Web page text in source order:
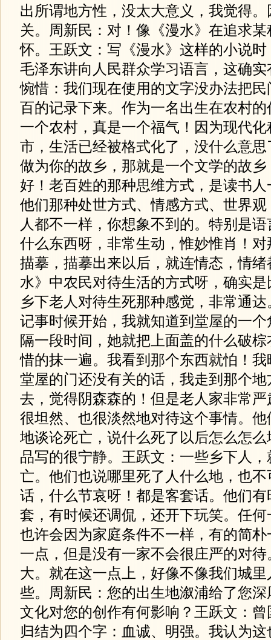
出所谓地方性，没太大意义，我觉得
关。周新民：对！像《漫水》在追求
怀。王跃文：写《漫水》这样的小说
毛泽东讲向人民群众学习语言，这确
惋惜：我们现在使用的文字没办法把
百的记录下来。作为一名出生在农村
一个农村，真是一个福气！因为现代
市，生活已经被格式化了，没什么意
做为你的故乡，那就是一个文学的故
好！老百姓的那种思维方式，是读书
他们那种处世方式、情感方式、世界
人都不一样，你想象不到的。特别是
什么东西呀，非常生动，惟妙惟肖！
描摹，描摹出来以后，就连情态，情
水》中农民对待生活的方式呀，确实
乡下老人对待生死那种感觉，非常通
记事时候开始，我就知道到堂屋的一
隔一段时间，她就把上面盖的什么破
惜的抹一遍。我看到那个东西就怕！
堂屋的门还没有关的话，我走到那个
去，觉得阴森森的！但是老人家非常
很坦然、也很淡然地对待这个事情。
地谈论死亡，说什么死了以后怎么怎
品写的很宁静。王跃文：一些乡下人
亡。他们也说哪里死了人什么地，也
话，什么节哀呀！都是客套话。他们
套，有时候还调侃，还开下玩笑。任
也许会因为家庭条件不一样，有的简
一点，但是没有一家不会很庄严的对
大。就在这一点上，好像不像我们城
些。周新民：您的出生地溆浦给了您
文化对您的创作有何影响？王跃文：
归结为四个字：血诚、明强。我认为